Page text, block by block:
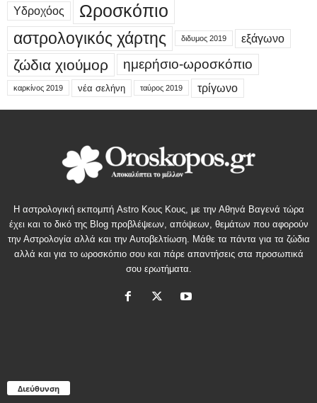
Υδροχόος Ωροσκόπιο
αστρολογικός χάρτης διδυμος 2019 εξάγωνο
ζώδια χιούμορ ημερήσιο-ωροσκόπιο
καρκίνος 2019 νέα σελήνη ταύρος 2019 τρίγωνο
Η αστρολογική εκπομπή Astro Κους Κους, με την Αθηνά Βαγενά τώρα
έχει και το δικό της Blog προβλέψεων, απόψεων, θεμάτων που αφορούν
την Αστρολογία αλλά και την Αυτοβελτίωση. Μάθε τα πάντα για τα ζώδια
αλλά και για το ωροσκόπιο σου και πάρε απαντήσεις στα προσωπικά
σου ερωτήματα.
Διεύθυνση